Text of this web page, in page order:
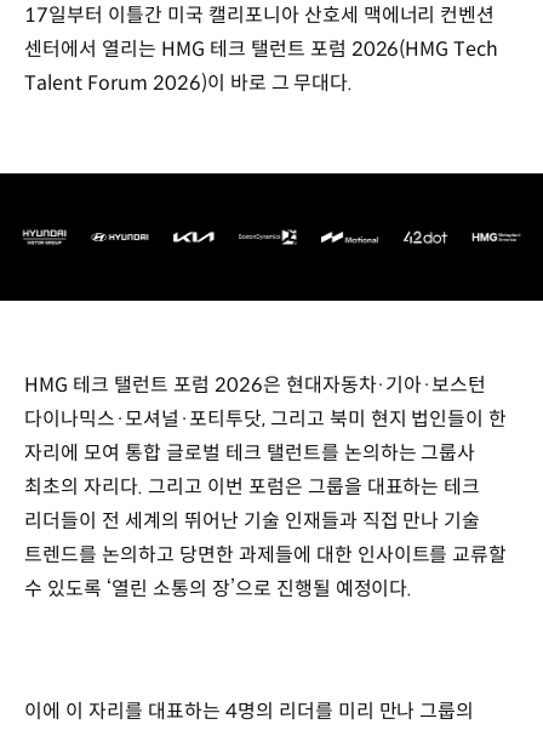
17일부터 이틀간 미국 캘리포니아 산호세 맥에너리 컨벤션
센터에서 열리는 HMG 테크 탤런트 포럼 2026(HMG Tech
Talent Forum 2026)이 바로 그 무대다.
HMG 테크 탤런트 포럼 2026은 현대자동차·기아·보스턴
다이나믹스·모셔널·포티투닷, 그리고 북미 현지 법인들이 한
자리에 모여 통합 글로벌 테크 탤런트를 논의하는 그룹사
최초의 자리다. 그리고 이번 포럼은 그룹을 대표하는 테크
리더들이 전 세계의 뛰어난 기술 인재들과 직접 만나 기술
트렌드를 논의하고 당면한 과제들에 대한 인사이트를 교류할
수 있도록 ‘열린 소통의 장’으로 진행될 예정이다.
이에 이 자리를 대표하는 4명의 리더를 미리 만나 그룹의